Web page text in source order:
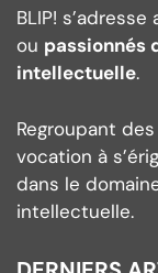
BLIP! s’adresse
ou passionnés
intellectuelle.
Regroupant
vocation à
dans le
intellectuelle.